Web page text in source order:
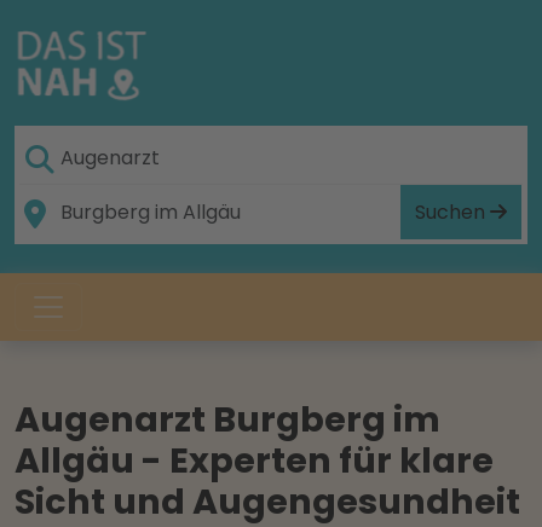
Suchen
Augenarzt Burgberg im
Allgäu - Experten für klare
Sicht und Augengesundheit